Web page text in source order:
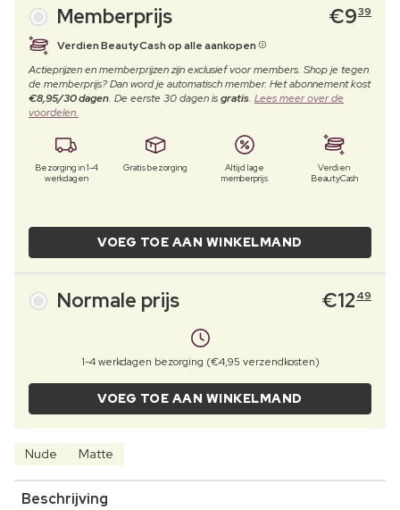
Memberprijs €939
Verdien BeautyCash op alle aankopen
Actieprijzen en memberprijzen zijn exclusief voor members. Shop je tegen
de memberprijs? Dan word je automatisch member. Het abonnement kost
€8,95/30 dagen. De eerste 30 dagen isgratis. Lees meer over de
voordelen.
Bezorging in 1-4
werkdagen
Gratis bezorging
Altijd lage
memberprijs
Verdien
BeautyCash
VOEG TOE AAN WINKELMAND
Normale prijs €12 49
1-4 werkdagen bezorging (€4,95 verzendkosten)
VOEG TOE AAN WINKELMAND
Nude Matte
Beschrijving